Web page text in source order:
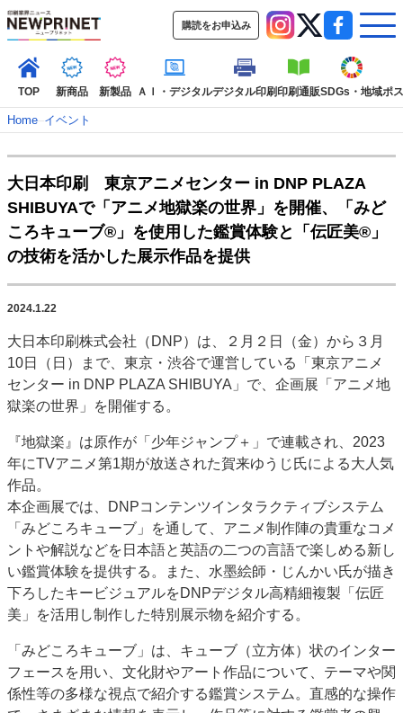
購読をお申込み
TOP 新商品 新製品 ＡＩ・デジタルデジタル印刷印刷通販SDGs・地域ポ
新着記事 特集記事
動画コンテンツ
インタビュー
コレクション
カテゴリー一覧
新商品 新製品 ＡＩ・デジタル デジタル印刷
印刷通販
SDGs・地域
市場・統計
人事・移転・異動・訃報
特集記事カテゴリー一覧
2022 見える化・MIS特集
JAPAN PACK 2023 特集
中古印刷機・製本機特集
2022 検査・校正特集
特集・デジタル印刷 ～ 新成長軌道を描く
案内
発刊案内
JFPI印刷用語集 印刷機材年鑑
運営
会社案内
購読・購入申し込み
サイトポリシー
お問い合わせ
Home–イベント
大日本印刷 東京アニメセンター in DNP PLAZA
SHIBUYAで「アニメ地獄楽の世界」を開催、「みど
ころキューブ®」を使用した鑑賞体験と「伝匠美®」
の技術を活かした展示作品を提供
2024.1.22
大日本印刷株式会社（DNP）は、２月２日（金）から３月
10日（日）まで、東京・渋谷で運営している「東京アニメ
センター in DNP PLAZA SHIBUYA」で、企画展「アニメ地
獄楽の世界」を開催する。
『地獄楽』は原作が「少年ジャンプ＋」で連載され、2023
年にTVアニメ第1期が放送された賀来ゆうじ氏による大人気
作品。
本企画展では、DNPコンテンツインタラクティブシステム
「みどころキューブ」を通して、アニメ制作陣の貴重なコメ
ントや解説などを日本語と英語の二つの言語で楽しめる新し
い鑑賞体験を提供する。また、水墨絵師・じんかい氏が描き
下ろしたキービジュアルをDNPデジタル高精細複製「伝匠
美」を活用し制作した特別展示物を紹介する。
「みどころキューブ」は、キューブ（立方体）状のインター
フェースを用い、文化財やアート作品について、テーマや関
係性等の多様な視点で紹介する鑑賞システム。直感的な操作